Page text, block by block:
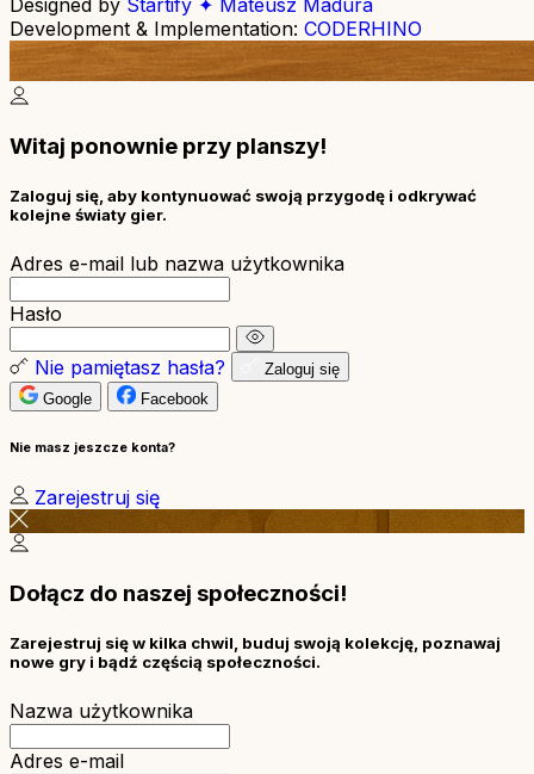
Designed by Startify ✦ Mateusz Madura
Development & Implementation: CODERHINO
Witaj ponownie przy planszy!
Zaloguj się, aby kontynuować swoją przygodę i odkrywać
kolejne światy gier.
Adres e-mail lub nazwa użytkownika
Hasło
Nie pamiętasz hasła?
Zaloguj się
Google
Facebook
Nie masz jeszcze konta?
Zarejestruj się
Dołącz do naszej społeczności!
Zarejestruj się w kilka chwil, buduj swoją kolekcję, poznawaj
nowe gry i bądź częścią społeczności.
Nazwa użytkownika
Adres e-mail